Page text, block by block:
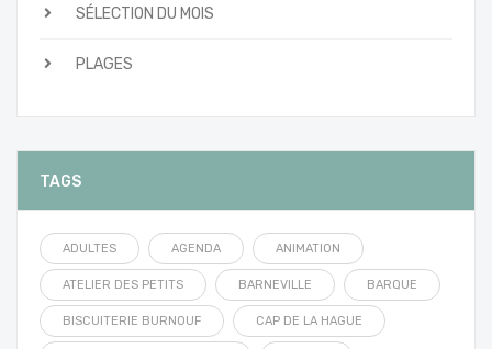
SÉLECTION DU MOIS
PLAGES
TAGS
ADULTES AGENDA ANIMATION
ATELIER DES PETITS BARNEVILLE BARQUE
BISCUITERIE BURNOUF CAP DE LA HAGUE